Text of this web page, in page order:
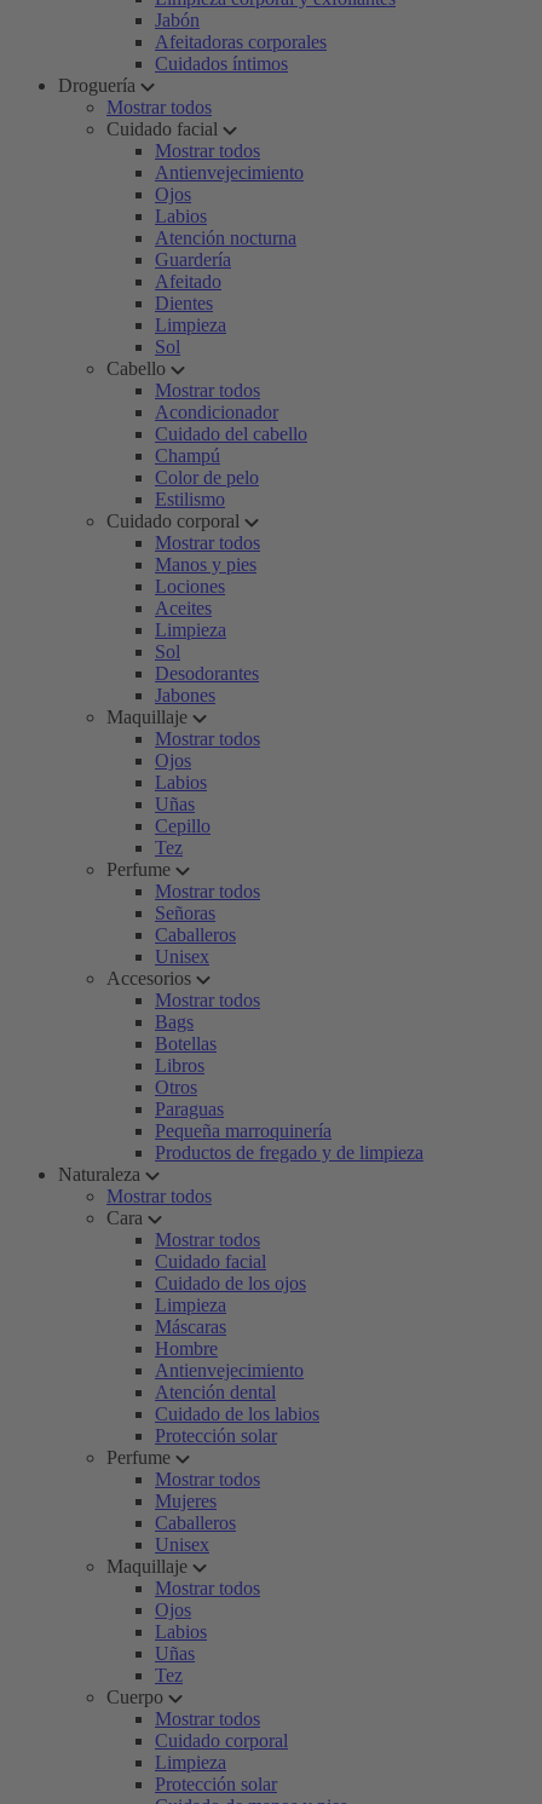
Jabón
Afeitadoras corporales
Cuidados íntimos
Droguería
Mostrar todos
Cuidado facial
Mostrar todos
Antienvejecimiento
Ojos
Labios
Atención nocturna
Guardería
Afeitado
Dientes
Limpieza
Sol
Cabello
Mostrar todos
Acondicionador
Cuidado del cabello
Champú
Color de pelo
Estilismo
Cuidado corporal
Mostrar todos
Manos y pies
Lociones
Aceites
Limpieza
Sol
Desodorantes
Jabones
Maquillaje
Mostrar todos
Ojos
Labios
Uñas
Cepillo
Tez
Perfume
Mostrar todos
Señoras
Caballeros
Unisex
Accesorios
Mostrar todos
Bags
Botellas
Libros
Otros
Paraguas
Pequeña marroquinería
Productos de fregado y de limpieza
Naturaleza
Mostrar todos
Cara
Mostrar todos
Cuidado facial
Cuidado de los ojos
Limpieza
Máscaras
Hombre
Antienvejecimiento
Atención dental
Cuidado de los labios
Protección solar
Perfume
Mostrar todos
Mujeres
Caballeros
Unisex
Maquillaje
Mostrar todos
Ojos
Labios
Uñas
Tez
Cuerpo
Mostrar todos
Cuidado corporal
Limpieza
Protección solar